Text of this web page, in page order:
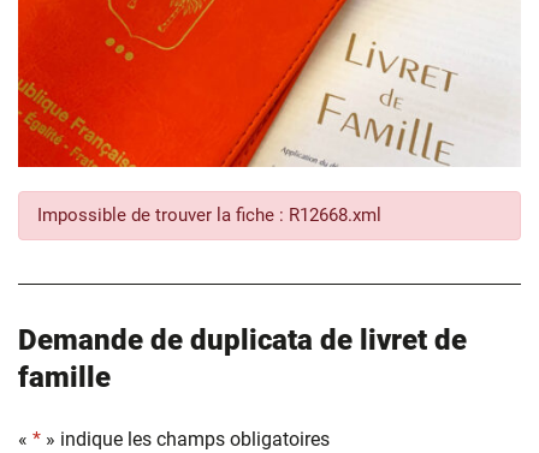
Impossible de trouver la fiche : R12668.xml
Demande de duplicata de livret de
famille
« * » indique les champs obligatoires